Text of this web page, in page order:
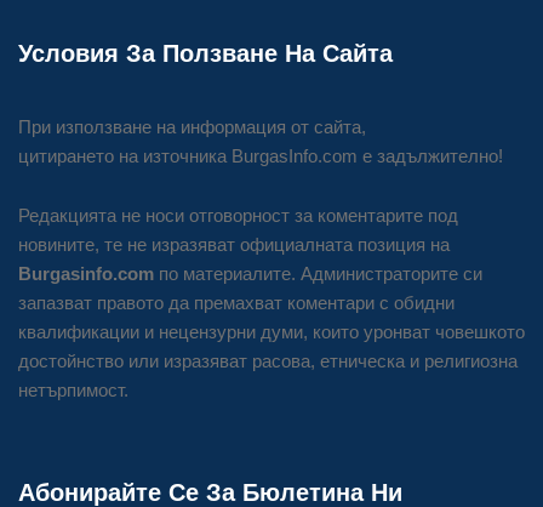
Условия За Ползване На Сайта
При използване на информация от сайта,
цитирането на източника BurgasInfo.com е задължително!
Редакцията не носи отговорност за коментарите под
новините, те не изразяват официалната позиция на
Burgasinfo.com по материалите. Администраторите си
запазват правото да премахват коментари с обидни
квалификации и нецензурни думи, които уронват човешкото
достойнство или изразяват расова, етническа и религиозна
нетърпимост.
Абонирайте Се За Бюлетина Ни